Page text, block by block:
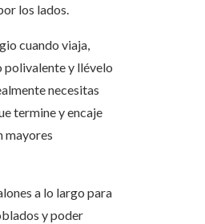
los lados.
cuando viaja,
polivalente y llévelo
necesitas
termine y encaje
mayores
a lo largo para
y poder